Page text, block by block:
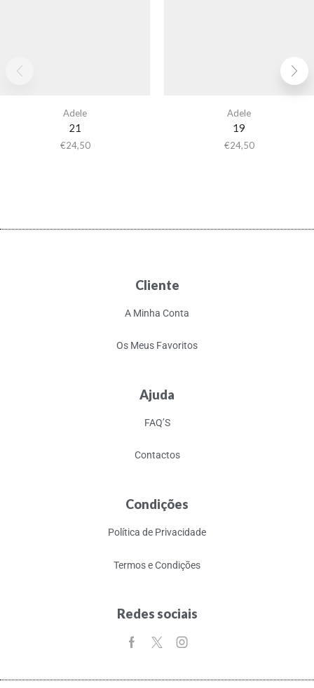
Adele
21
€24,50
Adele
19
€24,50
Cliente
A Minha Conta
Os Meus Favoritos
Ajuda
FAQ’S
Contactos
Condições
Política de Privacidade
Termos e Condições
Redes sociais